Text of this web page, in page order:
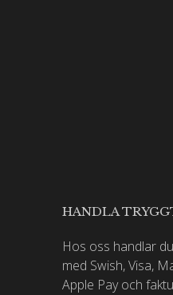
HANDLA
Hos oss handlar
med Swish, Visa,
Apple Pay och